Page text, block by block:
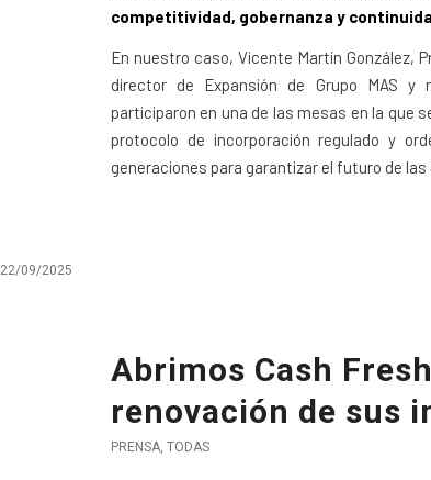
competitividad, gobernanza y
En nuestro caso, Vicente Martín González,
director de Expansión de Grupo MAS y
participaron en una de las mesas en la que
protocolo de incorporación regulado y
generaciones para garantizar el futuro de
22/09/2025
Abrimos Cash
renovación de sus
PRENSA, TODAS